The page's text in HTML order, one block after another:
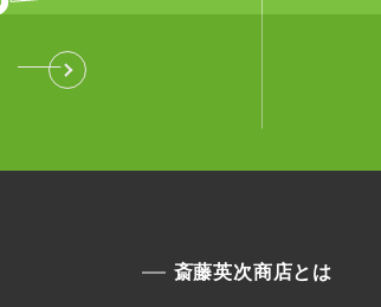
斎藤英次商店とは